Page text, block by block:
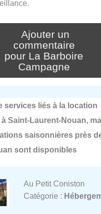
Ajouter un
commentaire
pour La Barboire
Campagne
services liés à la location
Saint-Laurent-Nouan,
saisonnières près
sont disponibles
Au Petit Coniston
Catégorie :